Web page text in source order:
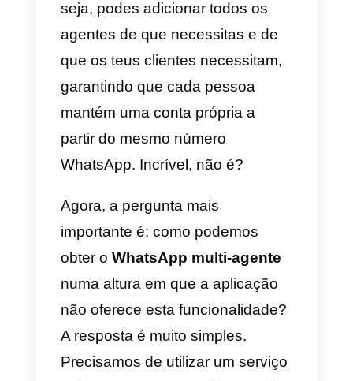
particularmente eficaz, já que
capacidade para servir um
grande número de usuários ao
mesmo tempo, utilizando a tua
equipa de assistência através de
um único número WhatsApp, ou
seja, podes adicionar todos os
agentes de que necessitas e de
que os teus clientes necessitam,
mantém uma conta própria a